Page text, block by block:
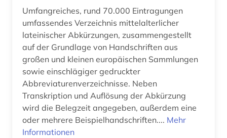
europäische geschichte (1)
europäische kultur (1)
eustathius, thessalonicensis | gelehrter; klerus;
bischof; philologe (3)
fabulae (1)
fachinformationsdienst (1)
fachliteratur (1)
Umfangreiches, rund 70.000 Eintragungen
umfassendes Verzeichnis mittelalterlicher
lateinischer Abkürzungen, zusammengestellt
auf der Grundlage von Handschriften aus
großen und kleinen europäischen Sammlungen
sowie einschlägiger gedruckter
Abbreviaturenverzeichnisse. Neben
Transkription und Auflösung der Abkürzung
wird die Belegzeit angegeben, außerdem eine
oder mehrere Beispielhandschriften.... Mehr
Informationen